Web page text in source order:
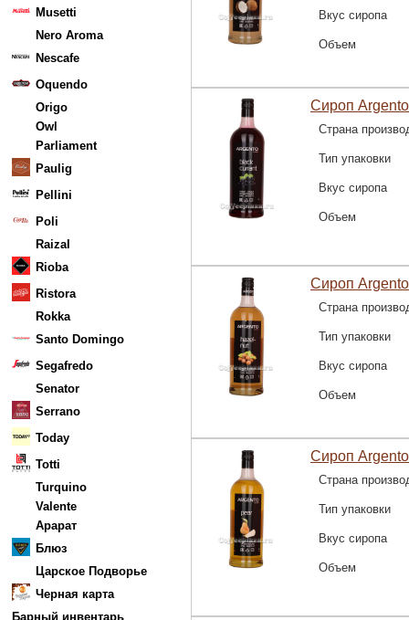
Musetti
Nero Aroma
Nescafe
Oquendo
Origo
Owl
Parliament
Paulig
Pellini
Poli
Raizal
Rioba
Ristora
Rokka
Santo Domingo
Segafredo
Senator
Serrano
Today
Totti
Turquino
Valente
Арарат
Блюз
Царское Подворье
Черная карта
Барный инвентарь
Вкус сиропа
Объем
Сироп
Страна
Тип упаковки
Вкус сиропа
Объем
Сироп
Страна
Тип упаковки
Вкус сиропа
Объем
Сироп
Страна
Тип упаковки
Вкус сиропа
Объем